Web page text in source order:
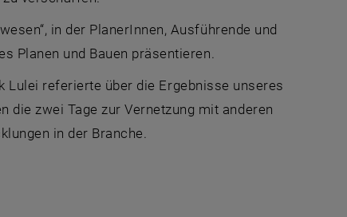
in der PlanerInnen, Ausführende und
Planen und Bauen präsentieren.
Lulei referierte über die Ergebnisse unseres
die zwei Tage zur Vernetzung mit anderen
in der Branche.